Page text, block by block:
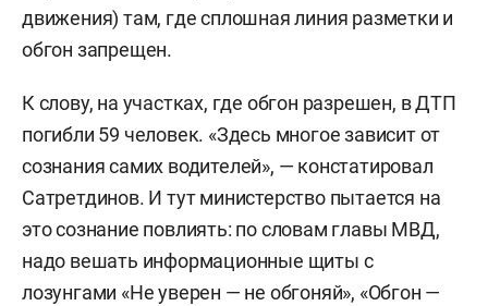
движения) там, где сплошная линия разметки и
обгон запрещен.
К слову, на участках, где обгон разрешен, в ДТП
погибли 59 человек. «Здесь многое зависит от
сознания самих водителей», — констатировал
Сатретдинов. И тут министерство пытается на
это сознание повлиять: по словам главы МВД,
надо вешать информационные щиты с
лозунгами «Не уверен — не обгоняй», «Обгон —